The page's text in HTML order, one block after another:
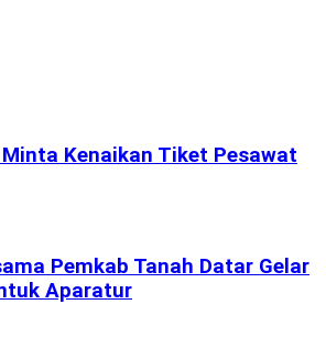
Minta Kenaikan Tiket Pesawat
Pemkab Tanah Datar Gelar
Aparatur